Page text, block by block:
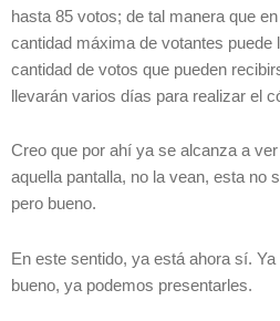
hasta 85 votos; de tal manera que
cantidad máxima de votantes puede
cantidad de votos que pueden
llevarán varios días para realizar el
Creo que por ahí ya se alcanza a
aquella pantalla, no la vean, esta no
pero bueno.
En este sentido, ya está ahora sí.
bueno, ya podemos presentarles.